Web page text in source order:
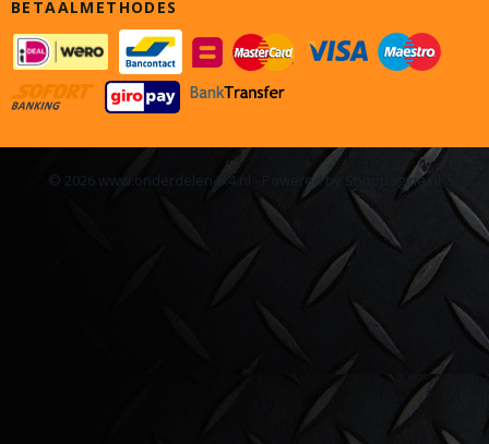
BETAALMETHODES
© 2026 www.onderdelen4x4.nl - Powered by Shoppagina.nl